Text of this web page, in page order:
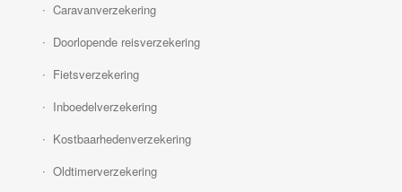
Caravanverzekering
Doorlopende reisverzekering
Fietsverzekering
Inboedelverzekering
Kostbaarhedenverzekering
Oldtimerverzekering